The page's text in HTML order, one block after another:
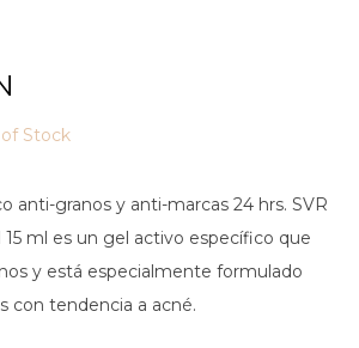
Stock
anti-granos y anti-marcas 24 hrs. SVR
15 ml es un gel activo específico que
y está especialmente formulado
con tendencia a acné.